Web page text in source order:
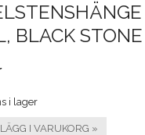
BLACK STONE
i lager
LÄGG I VARUKORG »